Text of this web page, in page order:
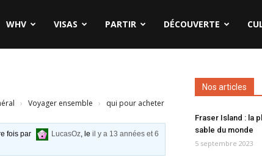
WHV VISAS PARTIR DÉCOUVERTE
› Voyager ensemble ›
qui pour acheter
fois par LucasOz, leil y a 13 années et 6
Nos articles
Fraser Island : la
sable du monde
5 septembre 2023